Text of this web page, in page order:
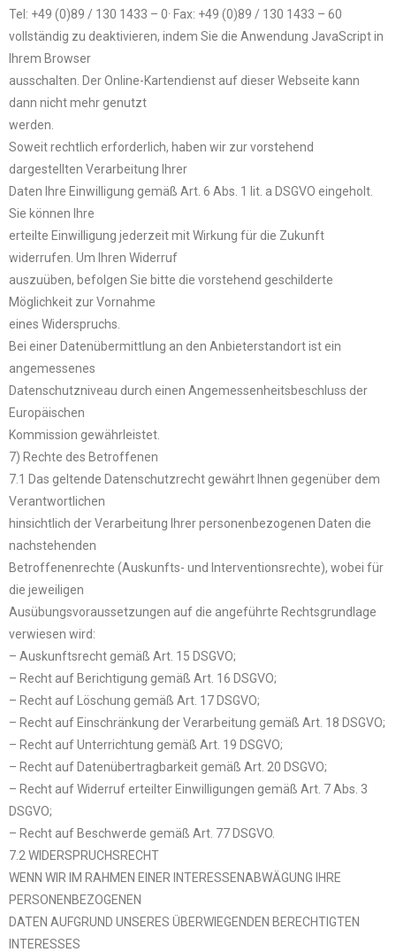
Tel: +49 (0)89 / 130 1433 – 0· Fax: +49 (0)89 / 130 1433 – 60
vollständig zu deaktivieren, indem Sie die Anwendung JavaScript in
Ihrem Browser
ausschalten. Der Online-Kartendienst auf dieser Webseite kann
dann nicht mehr genutzt
werden.
Soweit rechtlich erforderlich, haben wir zur vorstehend
dargestellten Verarbeitung Ihrer
Daten Ihre Einwilligung gemäß Art. 6 Abs. 1 lit. a DSGVO eingeholt.
Sie können Ihre
erteilte Einwilligung jederzeit mit Wirkung für die Zukunft
widerrufen. Um Ihren Widerruf
auszuüben, befolgen Sie bitte die vorstehend geschilderte
Möglichkeit zur Vornahme
eines Widerspruchs.
Bei einer Datenübermittlung an den Anbieterstandort ist ein
angemessenes
Datenschutzniveau durch einen Angemessenheitsbeschluss der
Europäischen
Kommission gewährleistet.
7) Rechte des Betroffenen
7.1 Das geltende Datenschutzrecht gewährt Ihnen gegenüber dem
Verantwortlichen
hinsichtlich der Verarbeitung Ihrer personenbezogenen Daten die
nachstehenden
Betroffenenrechte (Auskunfts- und Interventionsrechte), wobei für
die jeweiligen
Ausübungsvoraussetzungen auf die angeführte Rechtsgrundlage
verwiesen wird:
– Auskunftsrecht gemäß Art. 15 DSGVO;
– Recht auf Berichtigung gemäß Art. 16 DSGVO;
– Recht auf Löschung gemäß Art. 17 DSGVO;
– Recht auf Einschränkung der Verarbeitung gemäß Art. 18 DSGVO;
– Recht auf Unterrichtung gemäß Art. 19 DSGVO;
– Recht auf Datenübertragbarkeit gemäß Art. 20 DSGVO;
– Recht auf Widerruf erteilter Einwilligungen gemäß Art. 7 Abs. 3
DSGVO;
– Recht auf Beschwerde gemäß Art. 77 DSGVO.
7.2 WIDERSPRUCHSRECHT
WENN WIR IM RAHMEN EINER INTERESSENABWÄGUNG IHRE
PERSONENBEZOGENEN
DATEN AUFGRUND UNSERES ÜBERWIEGENDEN BERECHTIGTEN
INTERESSES